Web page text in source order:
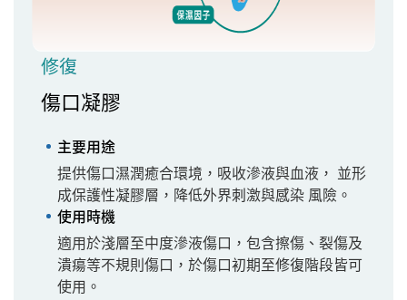
修復
傷口凝膠
主要用途
提供傷口濕潤癒合環境，吸收滲液與血液， 並形
成保護性凝膠層，降低外界刺激與感染 風險。
使用時機
適用於淺層至中度滲液傷口，包含擦傷、裂傷及
潰瘍等不規則傷口，於傷口初期至修復階段皆可
使用。